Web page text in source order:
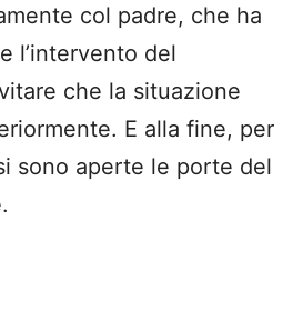
col padre, che ha
l’intervento del
che la situazione
E alla fine, per
sono aperte le porte del